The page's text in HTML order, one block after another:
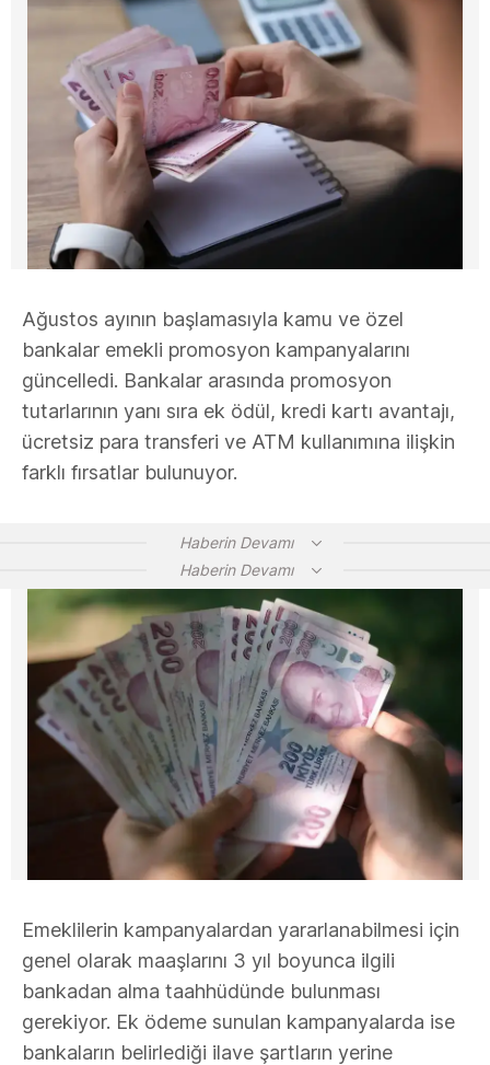
Ağustos ayının başlamasıyla kamu ve özel
bankalar emekli promosyon kampanyalarını
güncelledi. Bankalar arasında promosyon
tutarlarının yanı sıra ek ödül, kredi kartı avantajı,
ücretsiz para transferi ve ATM kullanımına ilişkin
farklı fırsatlar bulunuyor.
Haberin Devamı
Haberin Devamı
Emeklilerin kampanyalardan yararlanabilmesi için
genel olarak maaşlarını 3 yıl boyunca ilgili
bankadan alma taahhüdünde bulunması
gerekiyor. Ek ödeme sunulan kampanyalarda ise
bankaların belirlediği ilave şartların yerine